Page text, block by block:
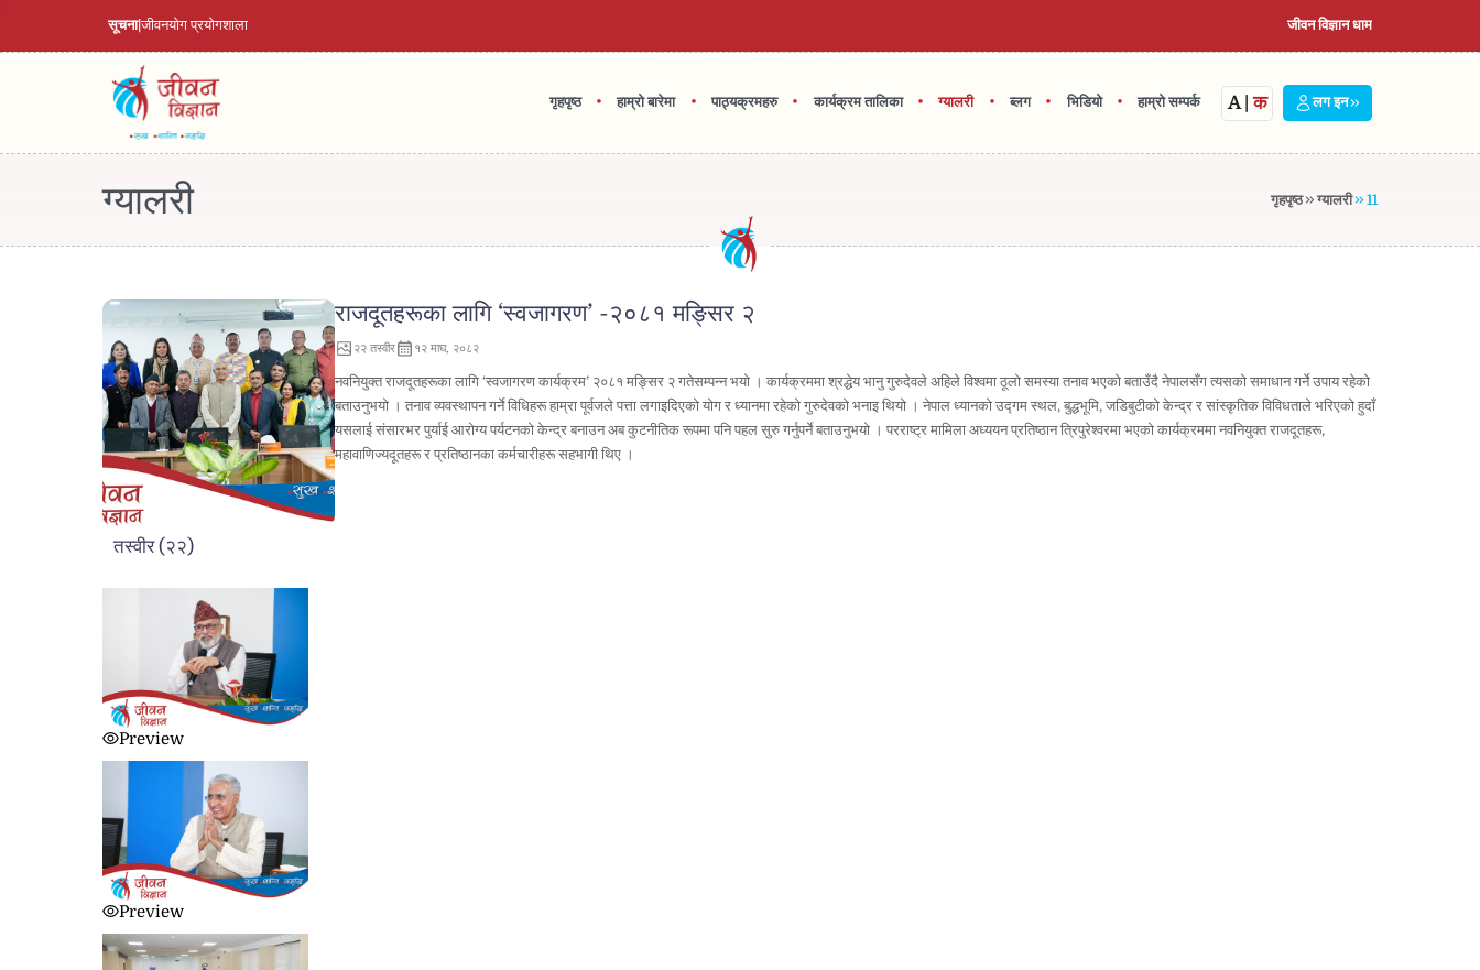
सूचना|जीवनयाेग प्रयाेगशाला जीवन विज्ञान धाम
गृहपृष्ठ • हाम्रो बारेमा • पाठ्यक्रमहरु • कार्यक्रम तालिका • ग्यालरी • ब्लग • भिडियो • हाम्रो सम्पर्क A क लग इन
ग्यालरी गृहपृष्ठ ग्यालरी 11
राजदूतहरूका लागि ‘स्वजागरण’ -२०८१ मङ्सिर २
२२ तस्वीर १२ माघ, २०८२
नवनियुक्त राजदूतहरूका लागि ‘स्वजागरण कार्यक्रम’ २०८१ मङ्सिर २ गतेसम्पन्न भयो । कार्यक्रममा श्रद्धेय भानु गुरुदेवले अहिले विश्वमा ठूलो समस्या तनाव भएको बताउँदै नेपालसँग त्यसको समाधान गर्ने उपाय रहेको
बताउनुभयो । तनाव व्यवस्थापन गर्ने विधिहरू हाम्रा पूर्वजले पत्ता लगाइदिएको योग र ध्यानमा रहेको गुरुदेवको भनाइ थियो । नेपाल ध्यानको उद्गम स्थल, बुद्धभूमि, जडिबुटीको केन्द्र र सांस्कृतिक विविधताले भरिएको हुदाँ
यसलाई संसारभर पुर्याई आरोग्य पर्यटनको केन्द्र बनाउन अब कुटनीतिक रूपमा पनि पहल सुरु गर्नुपर्ने बताउनुभयो । परराष्ट्र मामिला अध्ययन प्रतिष्ठान त्रिपुरेश्वरमा भएको कार्यक्रममा नवनियुक्त राजदूतहरू,
महावाणिज्यदूतहरू र प्रतिष्ठानका कर्मचारीहरू सहभागी थिए ।
तस्वीर(२२)
Preview
Preview